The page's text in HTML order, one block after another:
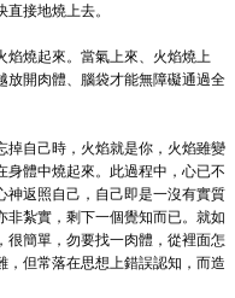
接地燒上去。
焰燒起來。當氣上來、火焰燒上
放開肉體、腦袋才能無障礙通過全
掉自己時，火焰就是你，火焰雖變
身體中燒起來。此過程中，心已不
神返照自己，自己即是一沒有實質
非紮實，剩下一個覺知而已。就如
很簡單，勿要找一肉體，從裡面怎
，但常落在思想上錯誤認知，而造